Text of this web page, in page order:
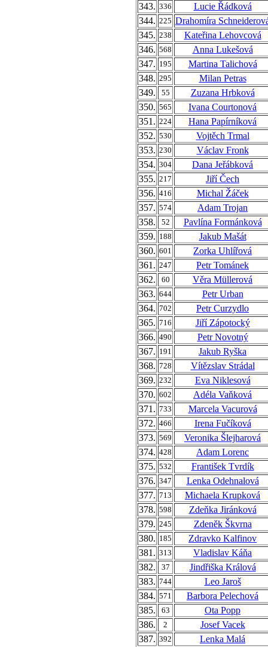
343. 336
Lucie Řádková
344. 225 Drahomíra
345. 238
Kateřina Lehovcová
346. 568
Anna Lukešová
347. 195
Martina Talichová
348. 295
Milan Petras
349.
55
Zuzana Hrbková
350. 565
Ivana Courtonová
351. 224
Hana Papírníková
352. 530
Vojtěch Trmal
353. 230
Václav Fronk
354. 304
Dana Jeřábková
355. 217
Jiří Čech
356. 416
Michal Žáček
357. 574
Adam Trojan
358.
52
Pavlína Formánková
359. 188
Jakub Mašát
360. 601
Zorka Uhlířová
361. 247
Petr Tománek
362.
60
Věra Müllerová
363. 644
Petr Urban
364. 702
Petr Curzydlo
365. 716
Jiří Zápotocký
366. 490
Petr Novotný
367. 191
Jakub Ryška
368. 728
Vítězslav Strádal
369. 232
Eva Niklesová
370. 602
Adéla Vaňková
371. 733
Marcela Vacurová
372. 466
Irena Fučíková
373. 569
Veronika Šlejharová
374. 428
Adam Lorenc
375. 532
František Tvrdík
376. 347
Lenka Odehnalová
377. 713
Michaela Krupková
378. 598
Zdeňka Jiránková
379. 245
Zdeněk Škvrna
380. 185
Zdravko Kalfinov
381. 313
Vladislav Káňa
382.
37
Jindřiška Králová
383. 744
Leo Jaroš
384. 571
Barbora Pelechová
385.
63
Ota Popp
386.
2
Josef Vacek
387. 392
Lenka Malá